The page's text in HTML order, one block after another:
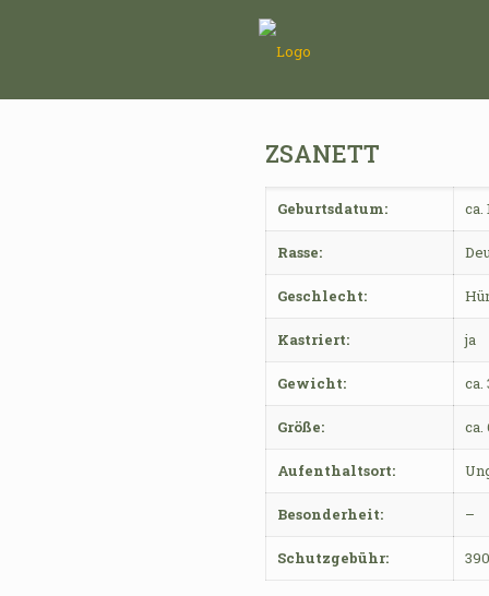
ZSANETT
Geburtsdatum: ca.
Rasse:
Geschlecht:
Kastriert: ja
Gewicht: ca.
Größe: ca.
Aufenthaltsort:
Besonderheit: –
Schutzgebühr: